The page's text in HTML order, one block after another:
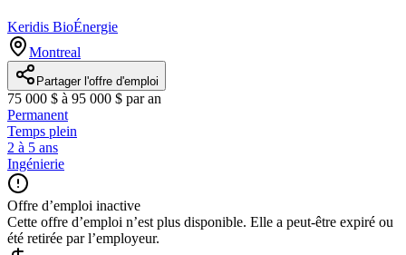
Keridis BioÉnergie
Montreal
Partager l'offre d'emploi
75 000 $ à 95 000 $ par an
Permanent
Temps plein
2 à 5 ans
Ingénierie
Offre d’emploi inactive
Cette offre d’emploi n’est plus disponible. Elle a peut-être expiré ou
été retirée par l’employeur.